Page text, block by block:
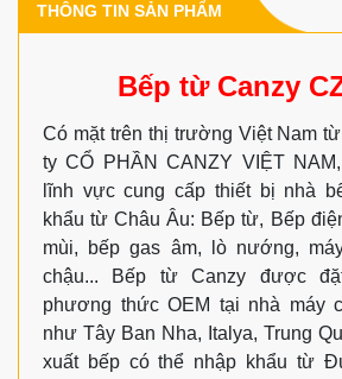
THÔNG TIN SẢN PHẨM
Bếp từ Canzy
Có mặt trên thị trường Việt Nam
ty CỔ PHẦN CANZY VIỆT
lĩnh vực cung cấp thiết bị nhà
khẩu từ Châu Âu: Bếp từ, Bếp
mùi, bếp gas âm, lò nướng,
chậu... Bếp từ Canzy được
phương thức OEM tại nhà máy
như Tây Ban Nha, Italya, Trung
xuất bếp có thể nhập khẩu từ